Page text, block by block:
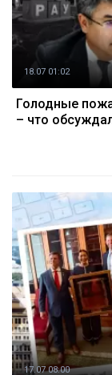
18.07 01:02
Голодные
– что
17.07 08:00